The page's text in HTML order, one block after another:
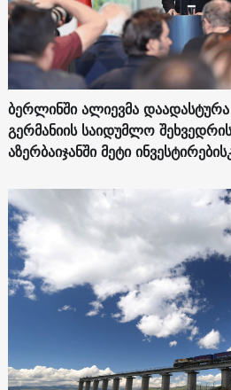
ბერლინში ალიევმა
გერმანიის საიდუმლო
აზერბაიჯანში მეტი